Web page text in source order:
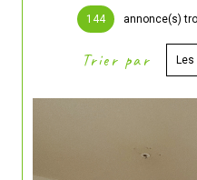
144 annonce(s)
Trier par